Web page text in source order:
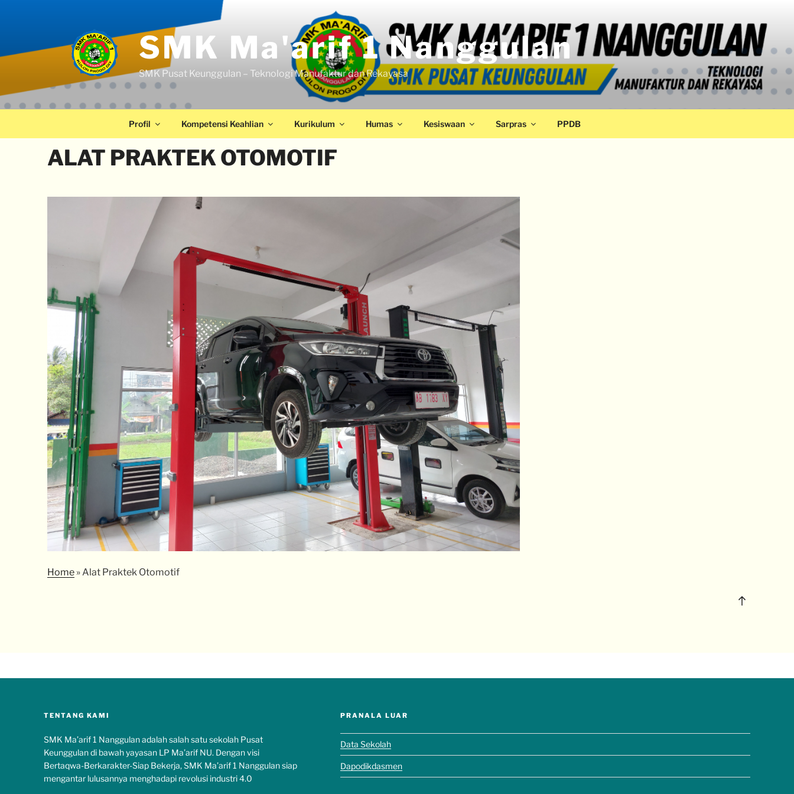
SMK Ma'arif 1 Nanggulan
SMK Pusat Keunggulan – Teknologi Manufaktur dan Rekayasa
Profil Kompetensi Keahlian Kurikulum Humas Kesiswaan Sarpras PPDB
ALAT PRAKTEK OTOMOTIF
Home »Alat Praktek Otomotif
TENTANG KAMI
SMK Ma’arif 1 Nanggulan adalah salah satu sekolah Pusat
Keunggulan di bawah yayasan LP Ma’arif NU. Dengan visi
Bertaqwa-Berkarakter-Siap Bekerja, SMK Ma’arif 1 Nanggulan siap
mengantar lulusannya menghadapi revolusi industri 4.0
PRANALA LUAR
Data Sekolah
Dapodikdasmen